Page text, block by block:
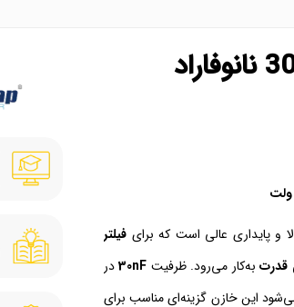
خازن پلی استر 30 نانوفاراد
و پایداری عالی است که برایفیلتر
قدرتبه‌کار می‌رود. ظرفیت 30nFدر
این خازن گزینه‌ای مناسب برای